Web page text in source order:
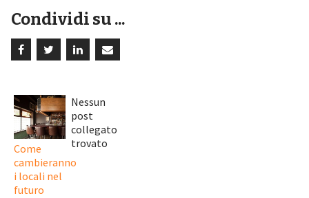
Condividi su ...
Come
cambieranno
i locali nel
futuro
Nessun
post
collegato
trovato